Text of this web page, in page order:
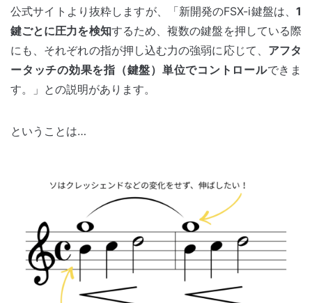
公式サイトより抜粋しますが、「新開発のFSX-i鍵盤は、 1
鍵ごとに圧力を検知するため、複数の鍵盤を押している際
にも、それぞれの指が押し込む力の強弱に応じて、 アフタ
ータッチの効果を指（鍵盤）単位でコントロールできま
す。」との説明があります。
ということは…